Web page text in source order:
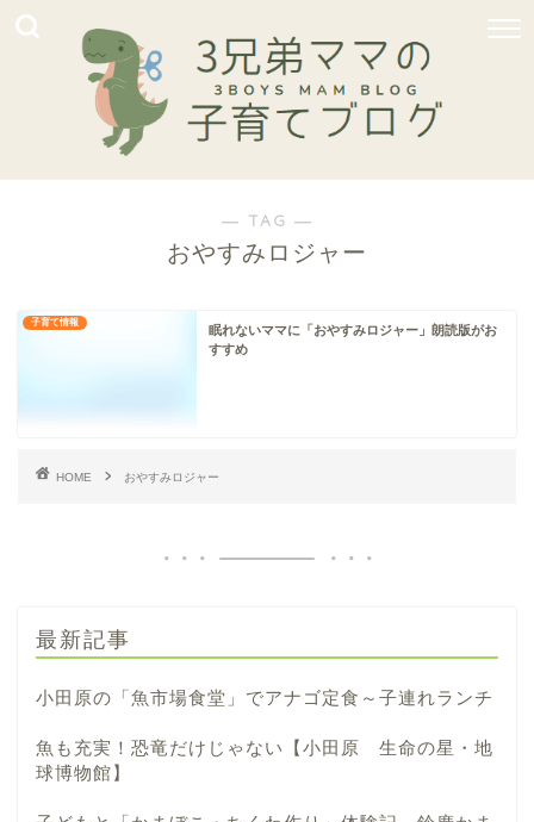
― TAG ―
おやすみロジャー
子育て情報
眠れないママに「おやすみロジャー」朗読版がお
すすめ
HOME おやすみロジャー
最新記事
小田原の「魚市場食堂」でアナゴ定食～子連れランチ
魚も充実！恐竜だけじゃない【小田原 生命の星・地
球博物館】